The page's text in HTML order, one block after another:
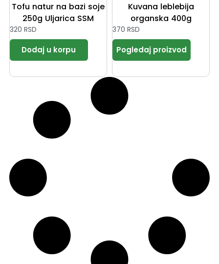
Tofu natur na bazi soje
250g Uljarica SSM
320 RSD
Kuvana leblebija
organska 400g
370 RSD